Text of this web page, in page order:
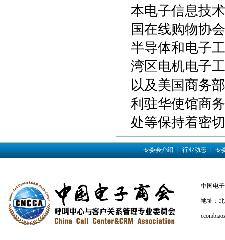
本电子信息技
国在线购物协
半导体和电子
湾区电机电子
以及美国商务
利驻华使馆商
处等保持着密
专委会介绍 行业动态 专
中国电
地址：